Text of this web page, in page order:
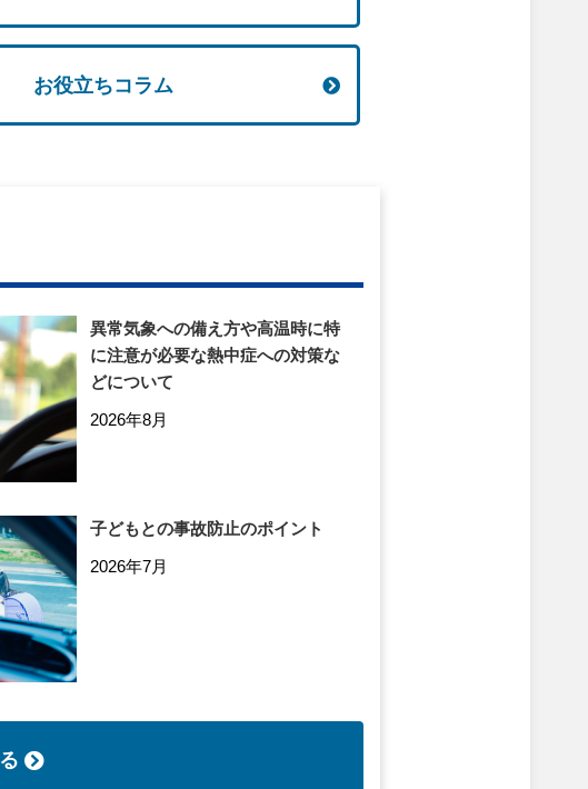
お役立ちコラム
異常気象への備え方や高温時に特
に注意が必要な熱中症への対策な
どについて
2026年8月
子どもとの事故防止のポイント
2026年7月